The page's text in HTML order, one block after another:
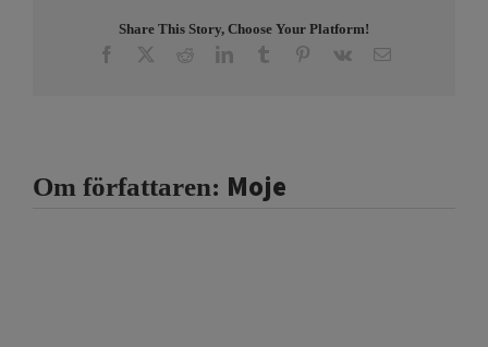
Share This Story, Choose Your Platform!
Facebook RedditLinkedInTumblr Pinterest
Vk E-
Om författaren: Moje